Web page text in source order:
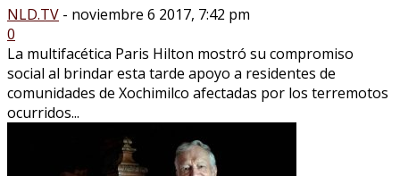
NLD.TV - noviembre 6 2017, 7:42 pm
0
La multifacética Paris Hilton mostró su compromiso
social al brindar esta tarde apoyo a residentes de
comunidades de Xochimilco afectadas por los terremotos
ocurridos...